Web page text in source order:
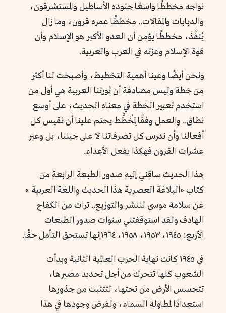
نواجه مخططًا واسعًا جنوده الأساطيل والمستشرقون،
والدبابات والمقالات.. مخططًا عمره قرون، وما زال
يُنفَّذ، مخططًا يؤمن أن العدو الأكبر هو الإسلام وأن
قوة الإسلام وعزته في العرب والعربية.
ونحن أيضًا وعينا أهمية التخطيط، وأصبحت لنا أكثر
من خطة وليس مصادفة أن ثورتنا العربية هي أول من
استخدم تعبير الخطة في معناه الحديث، على أوسع
نطاق.. والعمل وفقًا لِمُخَطَّط يحتم علينا أن نقيس كل
أفعالنا وأن ندرس كل تصرفاتنا لا على جيلنا، بل وعبر
عشرات القرون فهكذا يفعل الأعداء.
هذا الحديث ساقني إليه صدور الطبعة الرابعة من
كتاب «البلاغة العصرية هذا الحديث واللغة العربية »
عن سلامة موسى للنشر والتوزيع.. تراث من الكفاح
الهادف ولقد استوقفتني سنوات صدور الطبعات
الأربع: ١٩٤٥، ١٩٥٣، ١٩٥٨، ١٩٦٤إنها تستحق التأمل حقًا.
في ١٩٤٥ كانت نهاية الحرب العالمية الثانية وبدأت
الشعوب كلها تتحرك من أجل تحديد مصيرها،
تتحسس الأرض من تحتها، لتتثبت من جذورها
استعدادًا لمطاولة السماء، ولفرض وجودها في هذا